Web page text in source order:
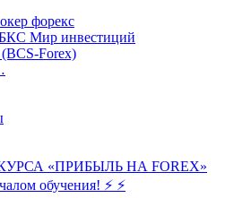
форекс
Мир инвестиций
Forex)
«ПРИБЫЛЬ НА FOREX»
обучения! ⚡ ⚡